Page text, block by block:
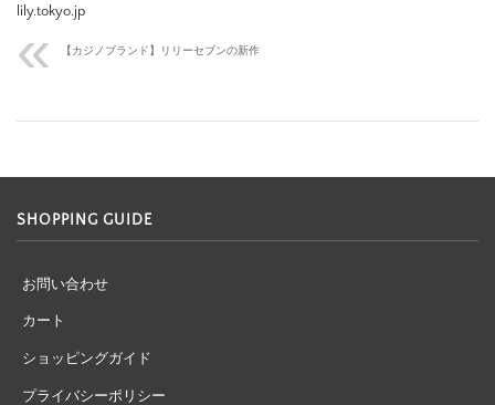
lily.tokyo.jp
【カジノブランド】リリーセブンの新作
SHOPPING GUIDE
お問い合わせ
カート
ショッピングガイド
プライバシーポリシー